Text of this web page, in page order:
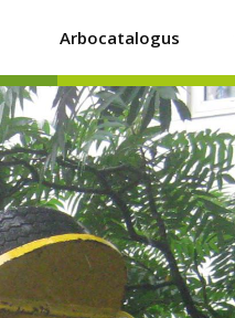
Arbocatalogus